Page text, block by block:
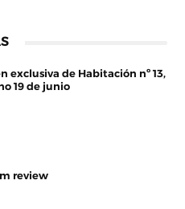
exclusiva de Habitación nº 13,
19 de junio
review